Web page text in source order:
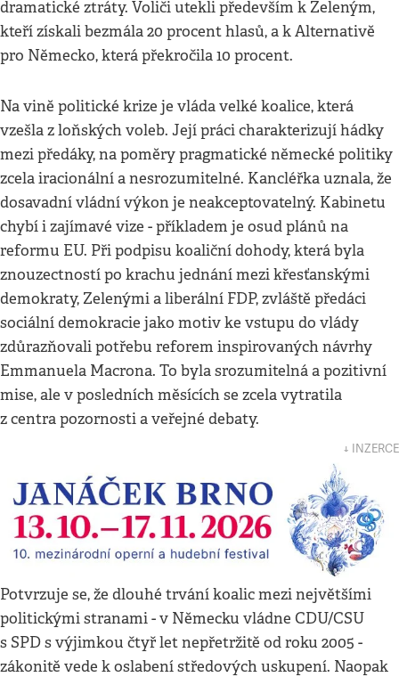
dramatické ztráty. Voliči utekli především k Zeleným,
kteří získali bezmála 20 procent hlasů, a k Alternativě
pro Německo, která překročila 10 procent.
Na vině politické krize je vláda velké koalice, která
vzešla z loňských voleb. Její práci charakterizují hádky
mezi předáky, na poměry pragmatické německé politiky
zcela iracionální a nesrozumitelné. Kancléřka uznala, že
dosavadní vládní výkon je neakceptovatelný. Kabinetu
chybí i zajímavé vize - příkladem je osud plánů na
reformu EU. Při podpisu koaliční dohody, která byla
znouzectností po krachu jednání mezi křesťanskými
demokraty, Zelenými a liberální FDP, zvláště předáci
sociální demokracie jako motiv ke vstupu do vlády
zdůrazňovali potřebu reforem inspirovaných návrhy
Emmanuela Macrona. To byla srozumitelná a pozitivní
mise, ale v posledních měsících se zcela vytratila
z centra pozornosti a veřejné debaty.
↓ INZERCE
Potvrzuje se, že dlouhé trvání koalic mezi největšími
politickými stranami - v Německu vládne CDU/CSU
s SPD s výjimkou čtyř let nepřetržitě od roku 2005 -
zákonitě vede k oslabení středových uskupení. Naopak